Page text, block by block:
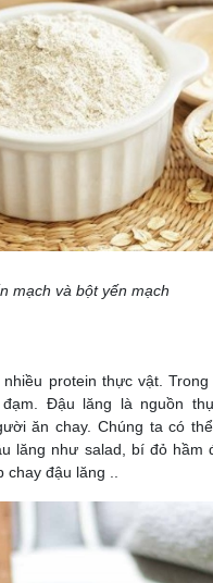
mạch và bột yến mạch
protein thực vật. Trong
Đậu lăng là nguồn
ăn chay. Chúng ta có
lăng như salad, bí đỏ hầm
đậu lăng ..